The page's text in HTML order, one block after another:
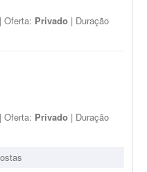
| Oferta: Privado | Duração
| Oferta: Privado | Duração